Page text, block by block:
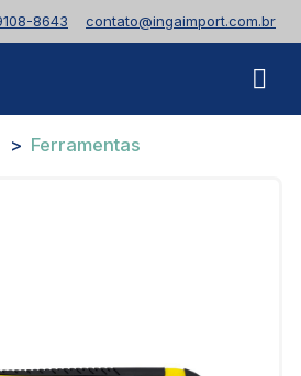
8643 contato@ingaimport.com.br
Ferramentas